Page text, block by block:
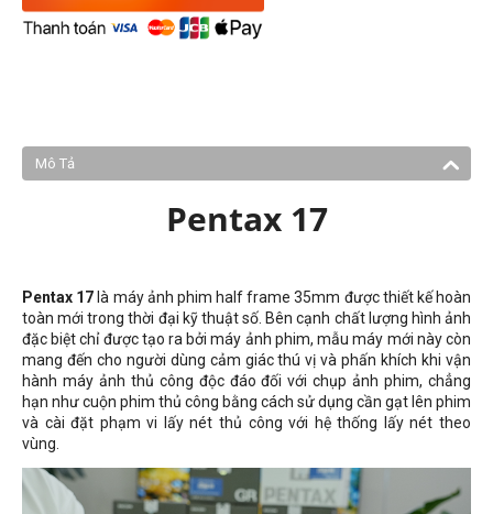
Mô Tả
Pentax 17
Pentax 17 là máy ảnh phim half frame 35mm được thiết kế hoàn
toàn mới trong thời đại kỹ thuật số. Bên cạnh chất lượng hình ảnh
đặc biệt chỉ được tạo ra bởi máy ảnh phim, mẫu máy mới này còn
mang đến cho người dùng cảm giác thú vị và phấn khích khi vận
hành máy ảnh thủ công độc đáo đối với chụp ảnh phim, chẳng
hạn như cuộn phim thủ công bằng cách sử dụng cần gạt lên phim
và cài đặt phạm vi lấy nét thủ công với hệ thống lấy nét theo
vùng.